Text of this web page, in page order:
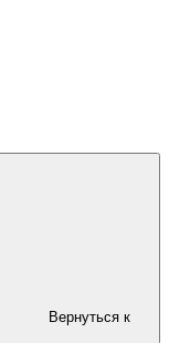
Вернуться к